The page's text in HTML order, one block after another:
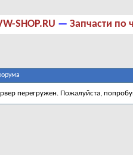
SHOP.RU — Запчасти по
перегружен. Пожалуйста,